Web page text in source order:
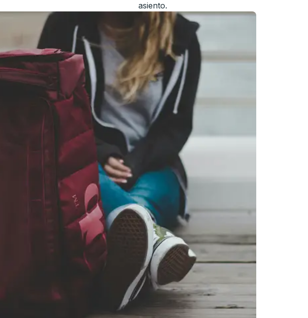
asiento.
las teclas de flecha para navegar hasta la universidad que desee, y